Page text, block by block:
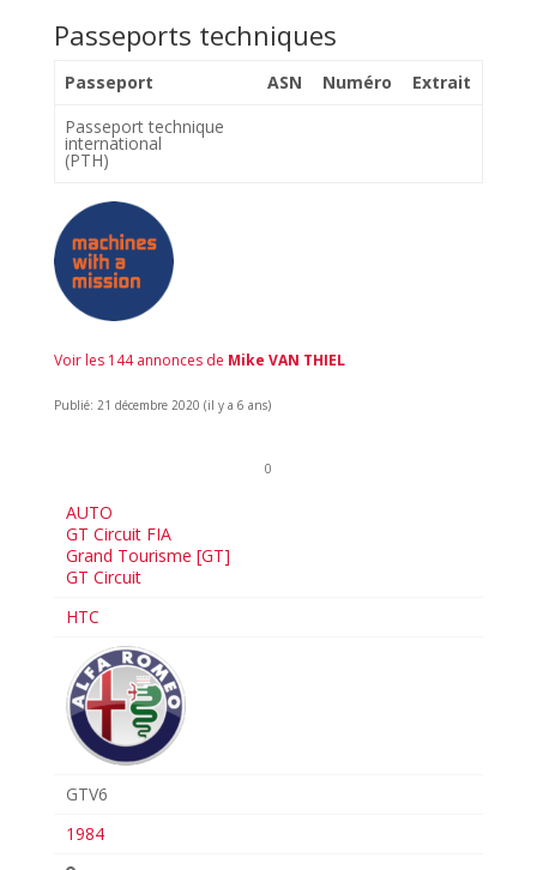
Passeports techniques
Passeport ASN Numéro
Extrait
Passeport technique
international
(PTH)
Voir les 144 annonces de Mike VAN THIEL
Publié: 21 décembre 2020 (il y a 6 ans)
0
AUTO
GT Circuit FIA
Grand Tourisme [GT]
GT Circuit
HTC
GTV6
1984